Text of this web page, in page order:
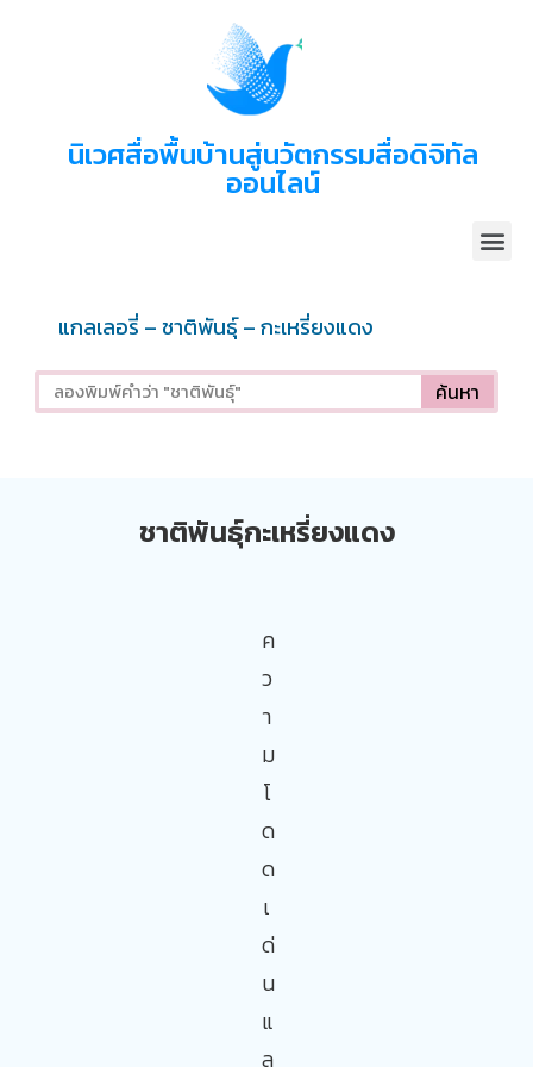
นิเวศสื่อพื้นบ้านสู่นวัตกรรมสื่อดิจิทัล
ออนไลน์
แกลเลอรี่ – ชาติพันธุ์ – กะเหรี่ยงแดง
ค้นหา
ชาติพันธุ์กะเหรี่ยงแดง
ค
ว
า
ม
โ
ด
ด
เ
ด่
น
แ
ล